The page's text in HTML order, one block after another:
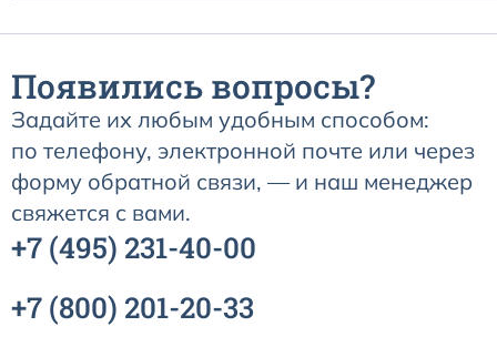
Появились вопросы?
Задайте их любым удобным способом:
по телефону, электронной почте или через
форму обратной связи, — и наш менеджер
свяжется с вами.
+7 (495) 231-40-00
+7 (800) 201-20-33